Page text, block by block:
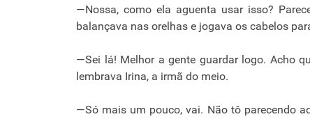
—Nossa, como ela aguenta usar isso?
balançava nas orelhas e jogava os cabelos
—Sei lá! Melhor a gente guardar logo. Acho
lembrava Irina, a irmã do meio.
—Só mais um pouco, vai. Não tô parecendo